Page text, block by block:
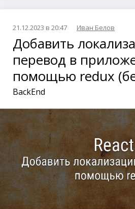
21.12.2023 в 20:47 Иван Белов
Добавить
перевод в
помощью redux
BackEnd